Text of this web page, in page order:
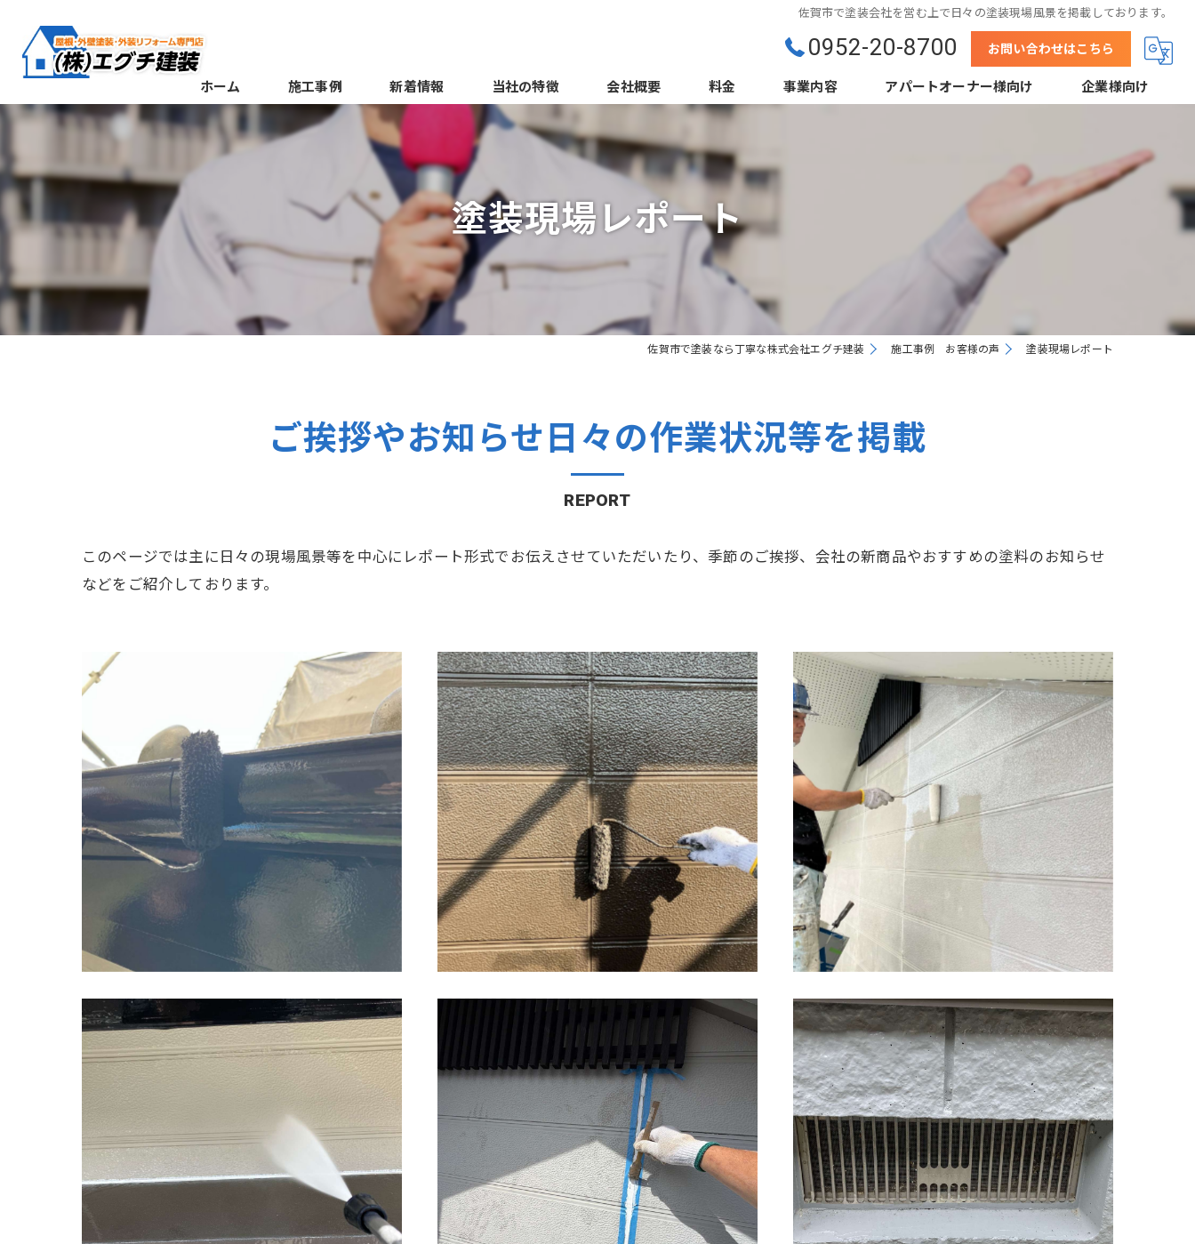
佐賀市で塗装会社を営む上で日々の塗装現場風景を掲載しております。
0952-20-8700 お問い合わせはこちら
ホーム 施工事例 新着情報 当社の特徴 会社概要
職人紹介
よくある質問
料金 事業内容
外装クリーニング
屋根塗装
アパートオーナー様向け 企業様向け
鋼板屋根塗装
塗装現場レポート
佐賀市で塗装なら丁寧な株式会社エグチ建装 施工事例 お客様の声 塗装現場レポート
ご挨拶やお知らせ日々の作業状況等を掲載
REPORT
このページでは主に日々の現場風景等を中心にレポート形式でお伝えさせていただいたり、季節のご挨拶、会社の新商品やおすすめの塗料のお知らせ
などをご紹介しております。
鹿島市 Y様邸 附帯部塗装工事 鹿島市 Ｙ様邸 外壁塗装工事 鹿島市 Y様邸 外壁塗装工事
鹿島市 Y様邸 外壁高圧洗浄 鹿島市 Y様邸 外壁塗装工事 佐賀市 本庄町 基礎工事